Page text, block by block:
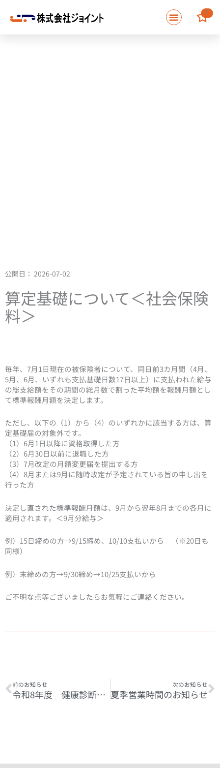
0
公開日： 2026-07-02
算定基礎について＜社会保険
料＞
毎年、7月1日現在の被保険者について、同日前3カ月間（4月、
5月、6月、いずれも支払基礎日数17日以上）に支払われた給与
の総支給額をその期間の総月数で割った平均額を報酬月額とし
て標準報酬月額を決定します。
ただし、以下の（1）から（4）のいずれかに該当する方は、算
定基礎届の対象外です。
（1）6月1日以降に資格取得した方
（2）6月30日以前に退職した方
（3）7月改定の月額変更届を提出する方
（4）8月または9月に随時改定が予定されている旨の申し出を
行った方
決定し直された標準報酬月額は、9月から翌年8月までの各月に
適用されます。＜9月分給与＞
例）15日締めの方→9/15締め、10/10支払いから （※20日も
同様）
例）末締めの方→9/30締め→10/25支払いから
ご不明な点等ございましたらお気軽にご連絡ください。
前のお知らせ
令和8年度 健康診断について
次のお知らせ
夏季営業時間のお知らせ